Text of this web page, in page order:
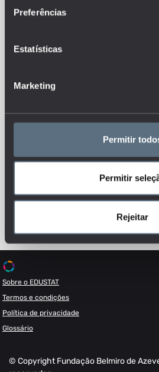
Preferências
Estatísticas
Marketing
Permitir
Permitir
Rejeitar
conhecimento da situação atual,
Esteja sempre a par das novidades, siga-
Sobre o EDUSTAT
Termos e condições
Política de privacidade
Glossário
© Copyright Fundação Belmiro de